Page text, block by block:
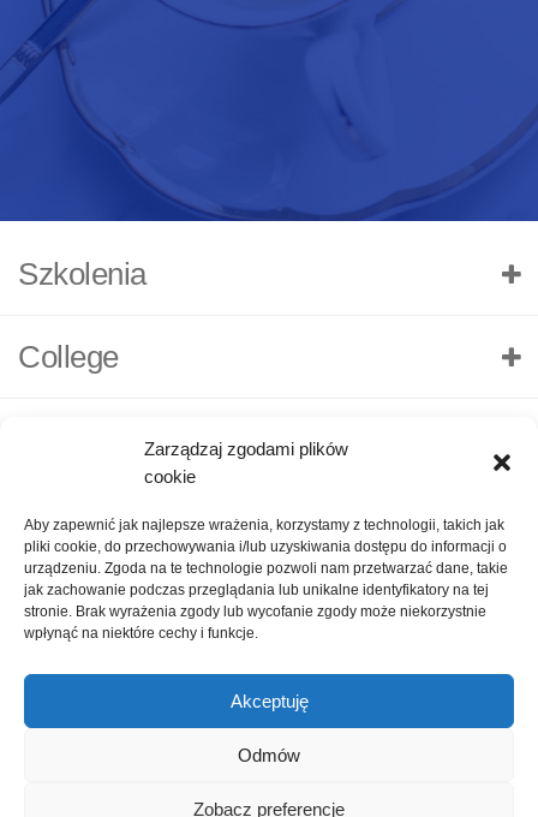
Zarządzaj zgodami plików
cookie
Aby zapewnić jak najlepsze wrażenia, korzystamy z technologii, takich jak
pliki cookie, do przechowywania i/lub uzyskiwania dostępu do informacji o
urządzeniu. Zgoda na te technologie pozwoli nam przetwarzać dane, takie
jak zachowanie podczas przeglądania lub unikalne identyfikatory na tej
stronie. Brak wyrażenia zgody lub wycofanie zgody może niekorzystnie
wpłynąć na niektóre cechy i funkcje.
Akceptuję
Odmów
Zobacz preferencje
Szkolenia
College
O nas Polityka Prywatności Kontakt